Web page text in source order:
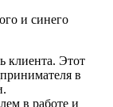
и синего
клиента. Этот
в
в работе и